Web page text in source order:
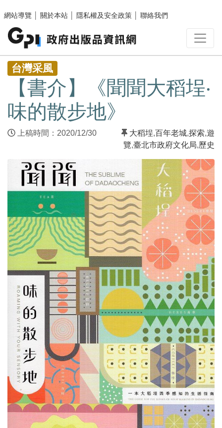
網站導覽
關於本站 隱私權及安全政策 聯絡我們
:::
台灣采風
【書介】《聞聞大稻埕‧
味的散步地》
上稿時間：2020/12/30 大稻埕,百年老城,探索,遊
覽,臺北市政府文化局,歷史